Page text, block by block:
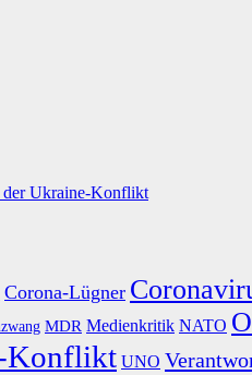
der Ukraine-Konflikt
Corona-Lügner
MDR Medienkritik NATO
Konflikt UNO